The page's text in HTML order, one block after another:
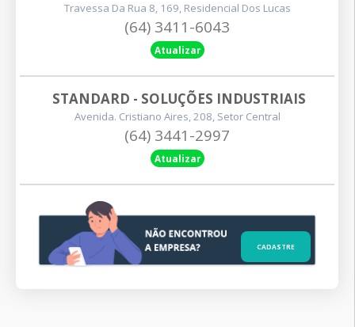
Travessa Da Rua 8, 169, Residencial Dos Lucas
(64) 3411-6043
Atualizar
STANDARD - SOLUÇÕES INDUSTRIAIS
Avenida. Cristiano Aires, 208, Setor Central
(64) 3441-2997
Atualizar
CADASTRE